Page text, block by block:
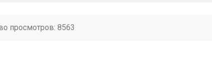
просмотров: 8563